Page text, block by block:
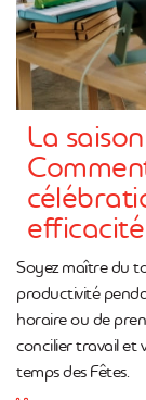
La
efficacité
Soyez maître du
productivité
horaire ou de
concilier travail et
temps des Fêtes.